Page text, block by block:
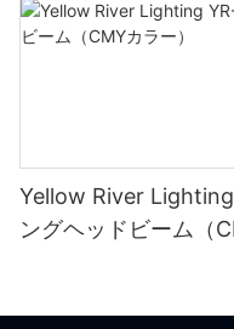
Yellow River
ングヘッドビーム（